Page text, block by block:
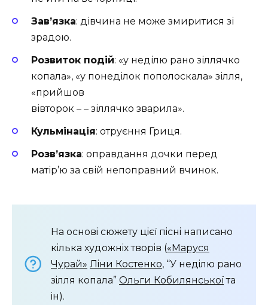
Зав’язка: дівчина не може змиритися зі
зрадою.
Розвиток подій: «у неділю рано зіллячко
копала», «у понеділок пополоскала» зілля,
«прийшов
вівторок – – зіллячко зварила».
Кульмінація: отруєння Гриця.
Розв’язка: оправдання дочки перед
матір’ю за свій непоправний вчинок.
На основi сюжету цiєï пiснi написано
кiлька художнiх творiв ( Маруся
Чурай
Лiни Костенко, “У недiлю рано
зiлля копала” Ольги Кобилянськоïта
iн).